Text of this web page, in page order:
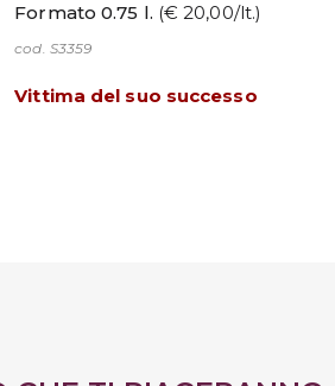
Formato 0.75 l. (€ 20,00/lt.)
cod. S3359
Vittima del suo successo